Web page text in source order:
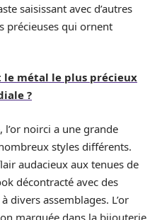
saisissant avec d’autres
précieuses qui ornent
le métal le plus précieux
?
l’or noirci a une grande
styles différents.
audacieux aux tenues de
décontracté avec des
divers assemblages. L’or
marquée dans la bijouterie